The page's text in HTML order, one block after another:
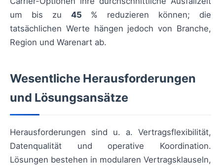
um bis zu 45 % reduzieren können; die
tatsächlichen Werte hängen jedoch von Branche,
Region und Warenart ab.
Wesentliche Herausforderungen
und Lösungsansätze
Herausforderungen sind u. a. Vertragsflexibilität,
Datenqualität und operative Koordination.
Lösungen bestehen in modularen Vertragsklauseln,